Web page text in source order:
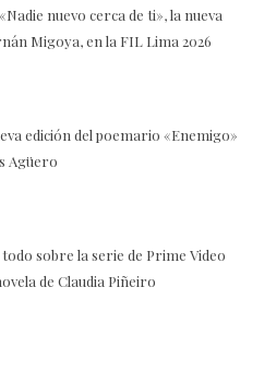
nuevo cerca de ti», la nueva
Migoya, en la FIL Lima 2026
edición del poemario «Enemigo»
Agüero
todo sobre la serie de Prime Video
de Claudia Piñeiro